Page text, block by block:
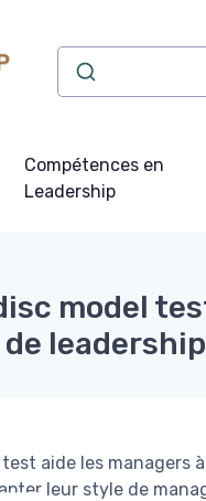
Compétences en
Leadership
model
leadership
aide les managers
leur style de